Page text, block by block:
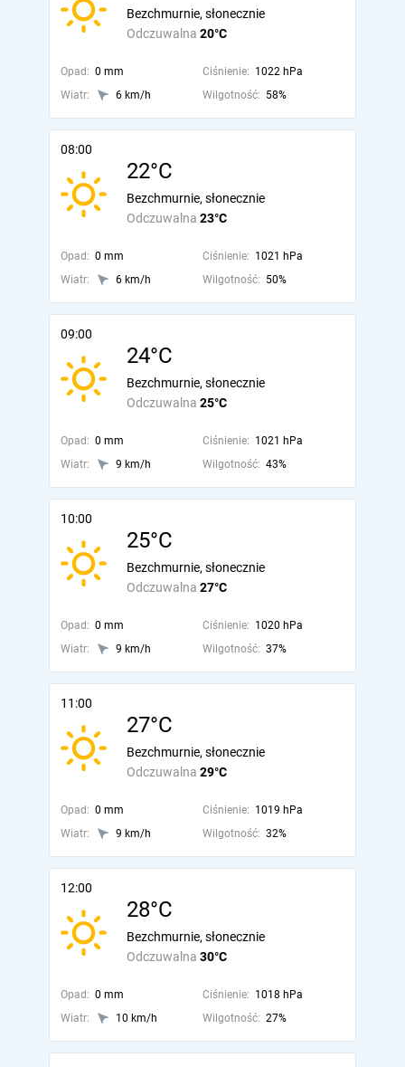
Odczuwalna 20°C
Bezchmurnie, słonecznie
Opad: 0 mm Ciśnienie: 1022 hPa
Wiatr:
6 km/h Wilgotność: 58%
08:00
22°C
Odczuwalna 23°C
Bezchmurnie, słonecznie
Opad: 0 mm Ciśnienie: 1021 hPa
Wiatr:
6 km/h Wilgotność: 50%
09:00
24°C
Odczuwalna 25°C
Bezchmurnie, słonecznie
Opad: 0 mm Ciśnienie: 1021 hPa
Wiatr:
9 km/h Wilgotność: 43%
10:00
25°C
Odczuwalna 27°C
Bezchmurnie, słonecznie
Opad: 0 mm Ciśnienie: 1020 hPa
Wiatr:
9 km/h Wilgotność: 37%
11:00
27°C
Odczuwalna 29°C
Bezchmurnie, słonecznie
Opad: 0 mm Ciśnienie: 1019 hPa
Wiatr:
9 km/h Wilgotność: 32%
12:00
28°C
Odczuwalna 30°C
Bezchmurnie, słonecznie
Opad: 0 mm Ciśnienie: 1018 hPa
Wiatr:
10 km/h Wilgotność: 27%